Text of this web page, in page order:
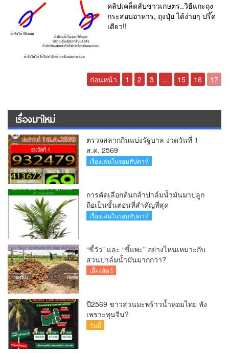
คลิปเคล็ดลับชาวเกษตร..วิธีแกะถุง
กระสอบอาหาร, ถุงปุ๋ย ได้ง่ายๆ ปรึ๊ด
เดียว!!
ก่อนหน้า 1 2 3 … 15 16 17
เรื่องมาใหม่
ตรวจสลากกินแบ่งรัฐบาล งวดวันที่ 1
ส.ค. 2569
เรื่องเด่นในรอบสัปดาห์
การคัดเลือกต้นกล้าปาล์มน้ำมันมาปลูก
ถือเป็นขั้นตอนที่สำคัญที่สุด
เรื่องเด่นในรอบสัปดาห์
“ขี้วัว” และ “ขี้แพะ” อย่างไหนเหมาะกับ
สวนปาล์มน้ำมันมากกว่า?
เลี้ยงสัตว์
ปี2569 ชาวสวนมะพร้าวน้ำหอมไทย พัง
เพราะทุนจีน?
วันนี้